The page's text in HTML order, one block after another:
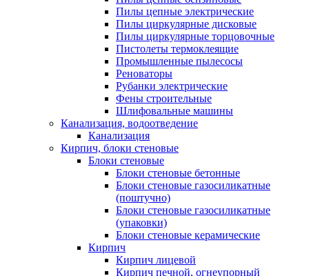
Пилы цепные электрические
Пилы циркулярные дисковые
Пилы циркулярные торцовочные
Пистолеты термоклеящие
Промышленные пылесосы
Реноваторы
Рубанки электрические
Фены строительные
Шлифовальные машины
Канализация, водоотведение
Канализация
Кирпич, блоки стеновые
Блоки стеновые
Блоки стеновые бетонные
Блоки стеновые газосиликатные
(поштучно)
Блоки стеновые газосиликатные
(упаковки)
Блоки стеновые керамические
Кирпич
Кирпич лицевой
Кирпич печной, огнеупорный